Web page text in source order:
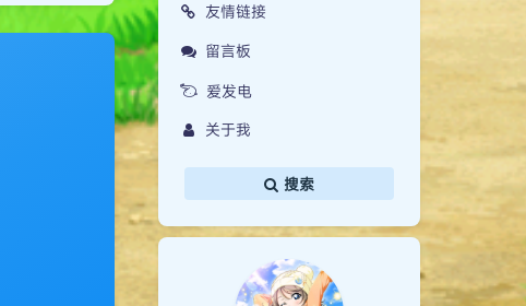
夜间模式
浅阴影
友情链接
留言板
爱发电
关于我
搜索